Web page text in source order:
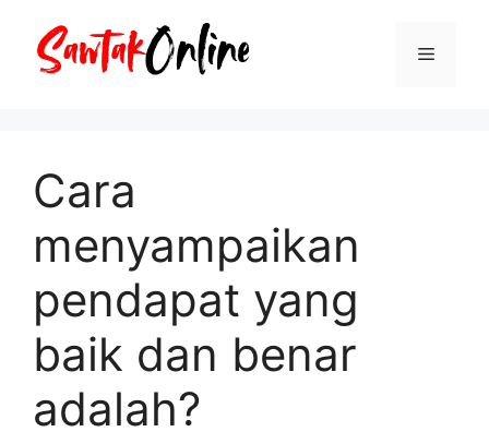
Menu
Cara
menyampaikan
pendapat yang
baik dan benar
adalah?